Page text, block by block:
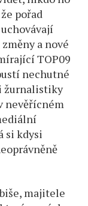
pořad
a nové
TOP09
nechutné
žurnalistiky
nevěřícném
si kdysi
majitele